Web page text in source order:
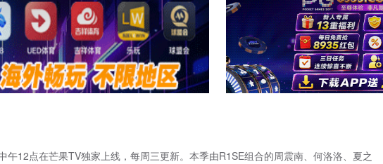
午12点在芒果TV独家上线，每周三更新。本季由R1SE组合的周震南、何洛洛、夏之